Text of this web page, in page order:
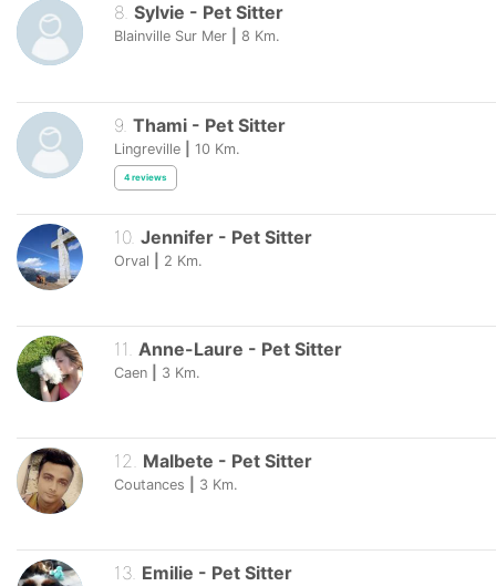
8. Sylvie - Pet Sitter
Blainville Sur Mer 8 Km.
9 Thami - Pet Sitter
Lingreville 10 Km.
4 reviews
10. Jennifer - Pet Sitter
Orval 2 Km.
11 Anne-Laure - Pet Sitter
Caen 3 Km.
12. Malbete - Pet Sitter
Coutances 3 Km.
13. Emilie - Pet Sitter